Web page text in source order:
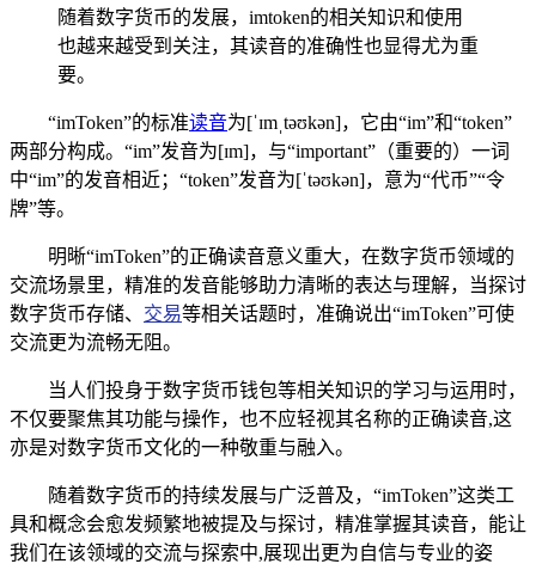
随着数字货币的发展，imtoken的相关知识和使用
也越来越受到关注，其读音的准确性也显得尤为重
要。
“imToken”的标准读音为[ˈɪmˌtəʊkən]，它由“im”和“token”
两部分构成。“im”发音为[ɪm]，与“important”（重要的）一词
中“im”的发音相近；“token”发音为[ˈtəʊkən]，意为“代币”“令
牌”等。
明晰“imToken”的正确读音意义重大，在数字货币领域的
交流场景里，精准的发音能够助力清晰的表达与理解，当探讨
数字货币存储、 交易等相关话题时，准确说出“imToken”可使
交流更为流畅无阻。
当人们投身于数字货币钱包等相关知识的学习与运用时，
不仅要聚焦其功能与操作，也不应轻视其名称的正确读音,这
亦是对数字货币文化的一种敬重与融入。
随着数字货币的持续发展与广泛普及，“imToken”这类工
具和概念会愈发频繁地被提及与探讨，精准掌握其读音，能让
我们在该领域的交流与探索中,展现出更为自信与专业的姿